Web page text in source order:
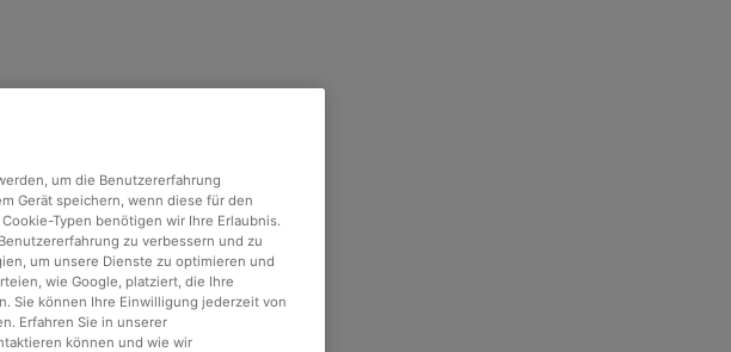
um die Benutzererfahrung
Gerät speichern, wenn diese für den
Typen benötigen wir Ihre Erlaubnis.
zu verbessern und zu
um unsere Dienste zu optimieren und
wie Google, platziert, die Ihre
Sie können Ihre Einwilligung jederzeit von
Erfahren Sie in unserer
können und wie wir